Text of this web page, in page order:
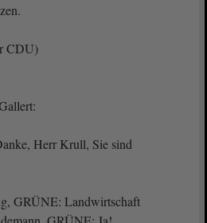
CDU)
Herr Krull, Sie sind
GRÜNE: Landwirtschaft